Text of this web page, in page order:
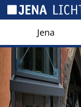
Jena
Cookie-Einstellungen